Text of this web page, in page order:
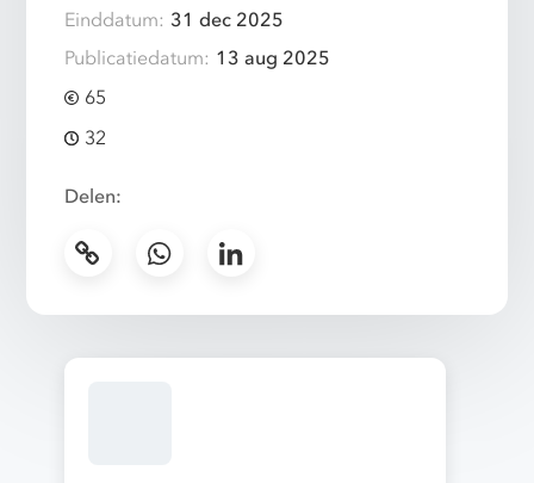
Einddatum: 31 dec 2025
Publicatiedatum: 13 aug 2025
65
32
Delen: